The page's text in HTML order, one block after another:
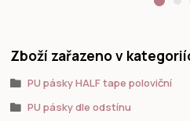
Zboží zařazeno v
PU pásky HALF tape poloviční
PU pásky dle odstínu